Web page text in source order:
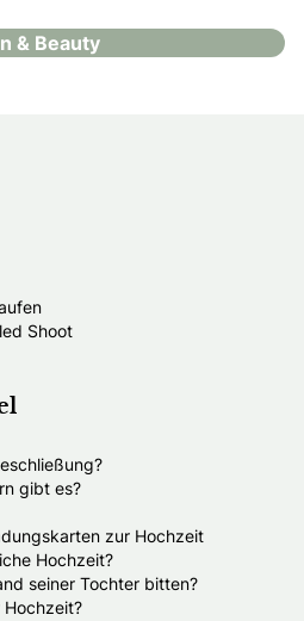
& Beauty
Shoot
gibt es?
zur Hochzeit
Hochzeit?
seiner Tochter bitten?